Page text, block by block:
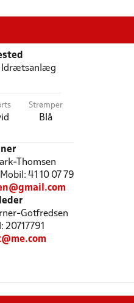
Idrætsanlæg
Strømper
Blå
Thomsen
41 10 07 79
Gotfredsen
20717791